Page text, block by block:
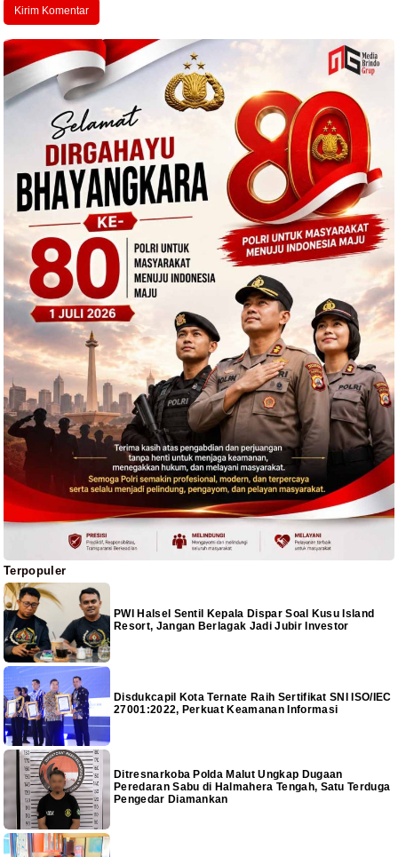
Terpopuler
PWI Halsel Sentil Kepala Dispar Soal Kusu Island
Resort, Jangan Berlagak Jadi Jubir Investor
Disdukcapil Kota Ternate Raih Sertifikat SNI ISO/IEC
27001:2022, Perkuat Keamanan Informasi
Ditresnarkoba Polda Malut Ungkap Dugaan
Peredaran Sabu di Halmahera Tengah, Satu Terduga
Pengedar Diamankan